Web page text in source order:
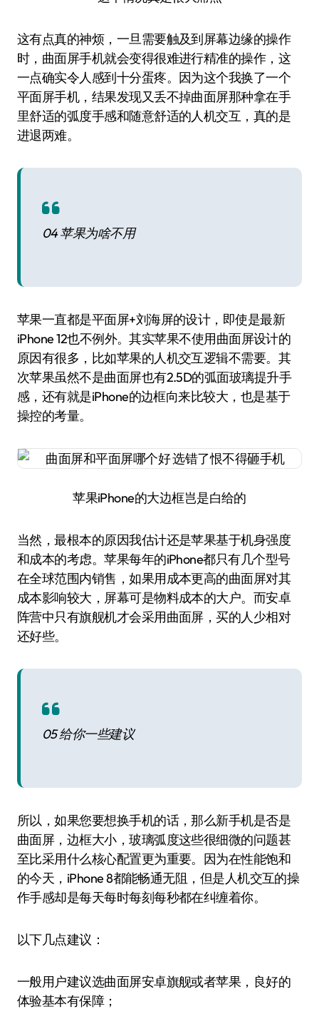
这有点真的神烦，一旦需要触及到屏幕边缘的操作
时，曲面屏手机就会变得很难进行精准的操作，这
一点确实令人感到十分蛋疼。因为这个我换了一个
平面屏手机，结果发现又丢不掉曲面屏那种拿在手
里舒适的弧度手感和随意舒适的人机交互，真的是
进退两难。
04 苹果为啥不用
苹果一直都是平面屏+刘海屏的设计，即使是最新
iPhone 12也不例外。其实苹果不使用曲面屏设计的
原因有很多，比如苹果的人机交互逻辑不需要。其
次苹果虽然不是曲面屏也有2.5D的弧面玻璃提升手
感，还有就是iPhone的边框向来比较大，也是基于
操控的考量。
苹果iPhone的大边框岂是白给的
当然，最根本的原因我估计还是苹果基于机身强度
和成本的考虑。苹果每年的iPhone都只有几个型号
在全球范围内销售，如果用成本更高的曲面屏对其
成本影响较大，屏幕可是物料成本的大户。而安卓
阵营中只有旗舰机才会采用曲面屏，买的人少相对
还好些。
05 给你一些建议
所以，如果您要想换手机的话，那么新手机是否是
曲面屏，边框大小，玻璃弧度这些很细微的问题甚
至比采用什么核心配置更为重要。因为在性能饱和
的今天，iPhone 8都能畅通无阻，但是人机交互的操
作手感却是每天每时每刻每秒都在纠缠着你。
以下几点建议：
一般用户建议选曲面屏安卓旗舰或者苹果，良好的
体验基本有保障；